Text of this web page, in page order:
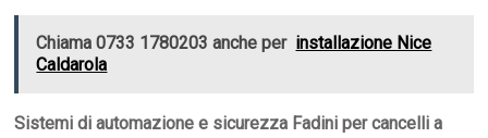
Chiama 0733 1780203 anche per installazione Nice
Caldarola
Sistemi di automazione e sicurezza Fadini per cancelli a